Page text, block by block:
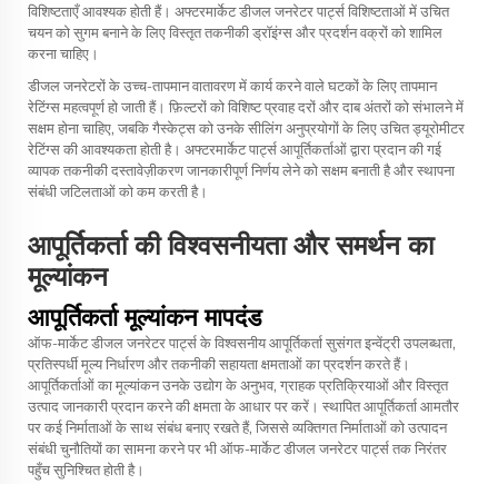
विशिष्टताएँ आवश्यक होती हैं। अफ्टरमार्केट डीजल जनरेटर पार्ट्सविशिष्टताओं में उचित
चयन को सुगम बनाने के लिए विस्तृत तकनीकी ड्रॉइंग्स और प्रदर्शन वक्रों को शामिल
करना चाहिए।
डीजल जनरेटरों के उच्च-तापमान वातावरण में कार्य करने वाले घटकों के लिए तापमान
रेटिंग्स महत्वपूर्ण हो जाती हैं। फ़िल्टरों को विशिष्ट प्रवाह दरों और दाब अंतरों को संभालने में
सक्षम होना चाहिए, जबकि गैस्केट्स को उनके सीलिंग अनुप्रयोगों के लिए उचित ड्यूरोमीटर
रेटिंग्स की आवश्यकता होती है। अफ्टरमार्केट पार्ट्स आपूर्तिकर्ताओं द्वारा प्रदान की गई
व्यापक तकनीकी दस्तावेज़ीकरण जानकारीपूर्ण निर्णय लेने को सक्षम बनाती है और स्थापना
संबंधी जटिलताओं को कम करती है।
आपूर्तिकर्ता की विश्वसनीयता और समर्थन का
मूल्यांकन
आपूर्तिकर्ता मूल्यांकन मापदंड
ऑफ-मार्केट डीजल जनरेटर पार्ट्स के विश्वसनीय आपूर्तिकर्ता सुसंगत इन्वेंट्री उपलब्धता,
प्रतिस्पर्धी मूल्य निर्धारण और तकनीकी सहायता क्षमताओं का प्रदर्शन करते हैं।
आपूर्तिकर्ताओं का मूल्यांकन उनके उद्योग के अनुभव, ग्राहक प्रतिक्रियाओं और विस्तृत
उत्पाद जानकारी प्रदान करने की क्षमता के आधार पर करें। स्थापित आपूर्तिकर्ता आमतौर
पर कई निर्माताओं के साथ संबंध बनाए रखते हैं, जिससे व्यक्तिगत निर्माताओं को उत्पादन
संबंधी चुनौतियों का सामना करने पर भी ऑफ-मार्केट डीजल जनरेटर पार्ट्स तक निरंतर
पहुँच सुनिश्चित होती है।